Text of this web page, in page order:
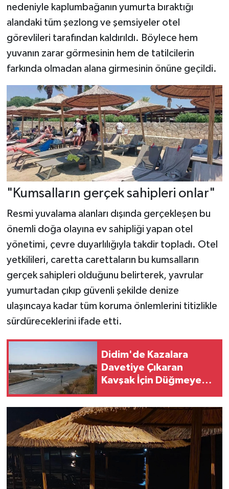
nedeniyle kaplumbağanın yumurta bıraktığı
alandaki tüm şezlong ve şemsiyeler otel
görevlileri tarafından kaldırıldı. Böylece hem
yuvanın zarar görmesinin hem de tatilcilerin
farkında olmadan alana girmesinin önüne geçildi.
"Kumsalların gerçek sahipleri onlar"
Resmi yuvalama alanları dışında gerçekleşen bu
önemli doğa olayına ev sahipliği yapan otel
yönetimi, çevre duyarlılığıyla takdir topladı. Otel
yetkilileri, caretta carettaların bu kumsalların
gerçek sahipleri olduğunu belirterek, yavrular
yumurtadan çıkıp güvenli şekilde denize
ulaşıncaya kadar tüm koruma önlemlerini titizlikle
sürdüreceklerini ifade etti.
Didim'de Kazalara
Davetiye Çıkaran
Kavşak İçin Düğmeye